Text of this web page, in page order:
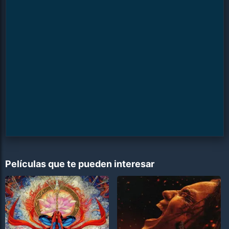
Películas que te pueden interesar